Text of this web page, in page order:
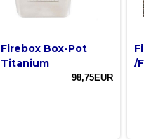
Firebox Box-Pot
Titanium
98,75EUR
/